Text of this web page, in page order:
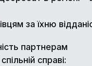
за їхню
партнерам
справі: